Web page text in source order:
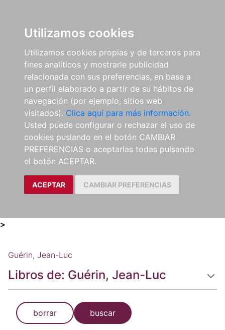
Utilizamos cookies
Utilizamos cookies propias y de terceros para
fines analíticos y mostrarle publicidad
relacionada con sus preferencias, en base a
un perfil elaborado a partir de su hábitos de
navegación (por ejemplo, sitios web
visitados). Clica aquí para más información.
Usted puede configurar o rechazar el uso de
cookies puslando en el botón CAMBIAR
PREFERENCIAS o aceptarlas todas pulsando
el botón ACEPTAR.
ACEPTAR CAMBIAR PREFERENCIAS
>
Guérin, Jean-Luc
Libros de: Guérin, Jean-Luc
borrar buscar